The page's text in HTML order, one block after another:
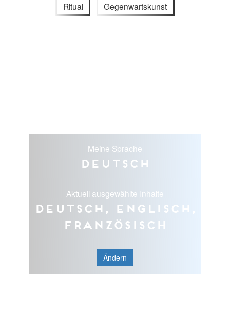
Ritual Gegenwartskunst
Meine Sprache
Deutsch
Aktuell ausgewählte Inhalte
Deutsch, Englisch,
Französisch
Ändern